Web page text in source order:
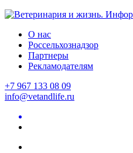
О нас
Россельхознадзор
Партнеры
Рекламодателям
+7 967 133 08 09
info@vetandlife.ru